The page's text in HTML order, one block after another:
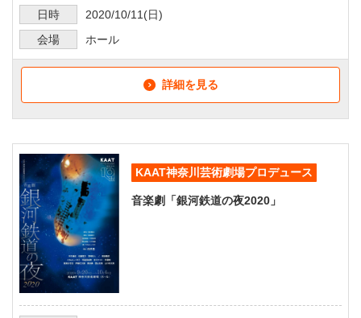
日時 2020/10/11 (日)
会場
ホール
詳細を見る
KAAT神奈川芸術劇場プロデュース
音楽劇「銀河鉄道の夜2020」